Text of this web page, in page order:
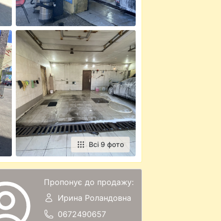
Всі 9 фото
Пропонує до продажу:
Ирина Роландовна
0672490657